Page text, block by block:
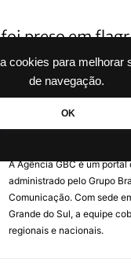
cookies para melhorar
de navegação.
OK
preso em
para a
A Agência GBC é um portal
administrado pelo Grupo
Comunicação. Com sede
Grande do Sul, a equipe
regionais e nacionais.